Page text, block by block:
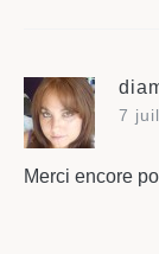
7
Merci encore